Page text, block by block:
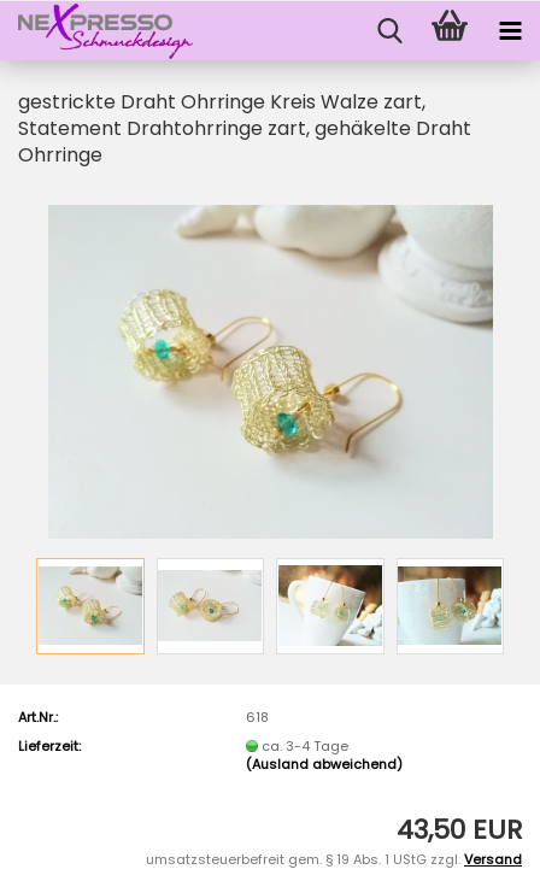
gestrickte Draht Ohrringe Kreis Walze zart,
Statement Drahtohrringe zart, gehäkelte Draht
Ohrringe
Art.Nr.:
618
Lieferzeit:
ca. 3-4 Tage
(Ausland abweichend)
43,50 EUR
umsatzsteuerbefreit gem. § 19 Abs. 1 UStG zzgl.Versand